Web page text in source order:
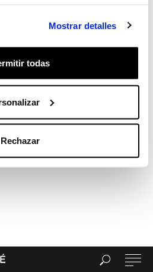
Mostrar detalles
todas
Rechazar